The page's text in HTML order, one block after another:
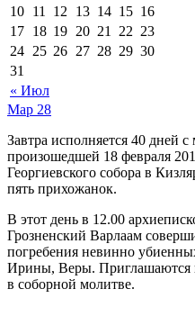
« Июл
10 11 12 13 14 15 16
17 18 19 20 21 22 23
24 25 26 27 28 29 30
31
Мар 28
Завтра исполняется 40 дней
произошедшей 18 февраля
Георгиевского собора в
пять прихожанок.
В этот день в 12.00
Грозненский Варлаам
погребения невинно
Ирины, Веры. Приглашаются
в соборной молитве.